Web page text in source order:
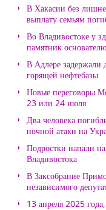
В Хакасии без
выплату семьям
Во Владивостоке у
памятник
В Адлере
горящей нефтебазы
Новые переговоры
23 или 24 июля
Два человека
ночной атаки на
Подростки напали
Владивостока
В Заксобрание
независимого
13 апреля 2025